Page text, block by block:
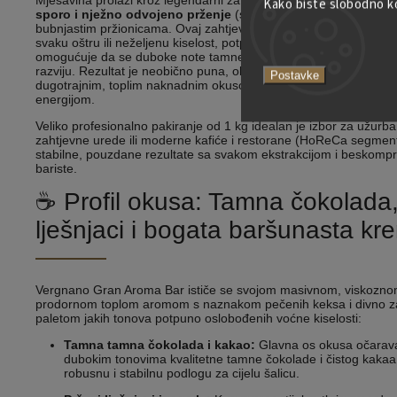
Kako biste slobodno
Postavke
sporo i nježno odvojeno prženje (svaka sorta zasebno) u
bubnjastim pržionicama. Ovaj zahtjevan i precizan proces
svaku oštru ili neželjenu kiselost, potpuno potiskuje oštru trpkost
omogućuje da se duboke note tamne čokolade i orašastih
razviju. Rezultat je neobično puna, okrugla šalica s popriličnim
dugotrajnim, toplim naknadnim okusom koji će vas odmah
energijom.
Veliko profesionalno pakiranje od 1 kg idealan je izbor za
zahtjevne urede ili moderne kafiće i restorane (HoReCa
stabilne, pouzdane rezultate sa svakom ekstrakcijom i
bariste.
☕ Profil okusa: Tamna
lješnjaci i bogata baršunasta
Vergnano Gran Aroma Bar ističe se svojom masivnom,
prodornom toplom aromom s naznakom pečenih keksa i divno
paletom jakih tonova potpuno oslobođenih voćne kiselosti:
Tamna tamna čokolada i kakao: Glavna os okusa
dubokim tonovima kvalitetne tamne čokolade i čistog
robusnu i stabilnu podlogu za cijelu šalicu.